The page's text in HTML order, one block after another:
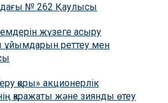
№ 262 Қаулысы
жүзеге асыру
ұйымдарын реттеу мен
қоры» акционерлік
қаражаты және зиянды өтеу